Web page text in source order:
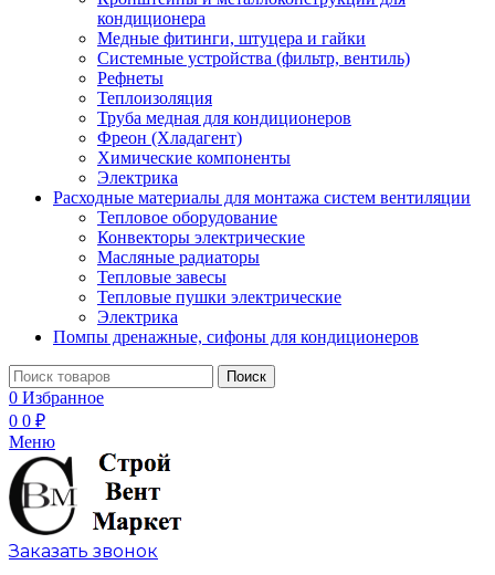
кондиционера
Медные фитинги, штуцера и гайки
Системные устройства (фильтр, вентиль)
Рефнеты
Теплоизоляция
Труба медная для кондиционеров
Фреон (Хладагент)
Химические компоненты
Электрика
Расходные материалы для монтажа систем вентиляции
Тепловое оборудование
Конвекторы электрические
Масляные радиаторы
Тепловые завесы
Тепловые пушки электрические
Электрика
Помпы дренажные, сифоны для кондиционеров
Поиск
0 Избранное
0 0 ₽
Меню
Заказать звонок